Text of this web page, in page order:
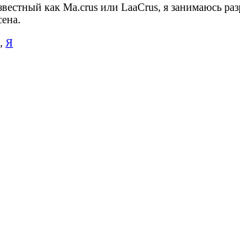
как Ma.crus или LaaCrus, я занимаюсь
, Я